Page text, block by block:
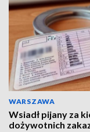
WARSZAWA
Wsiadł pijany za
dożywotnich